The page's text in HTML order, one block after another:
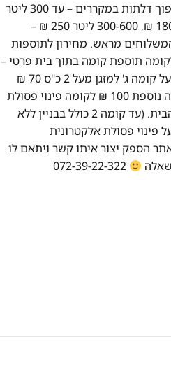
מדרגות ספירלה בתוך הבית, לא משנה כמה קומות – בהתאם לשיקול המוביל ותנאי המקום. היפוך דלתות במקררים – עד 300 ליטר
200 ₪, 300-600 ליטר 290 ₪ – ישולם ישירות לטכנא. פירוק דלתות במקררים – עד 300 ליטר 180 ₪, 300-600 ליטר 250 ₪ –
מראש. מחירון לתוספות
דלתות למקרר 60 ₪ לדלת תוספת קומה מעל קומה ג' למקרר / טלוויזיה 70 ₪ לקומה תוספת קומה בתוך בית פרטי –
מוצר לבן 50 ₪ לקומה תוספת קומה מעל קומה ג' למזגן עד 2 כ"ס 50 ₪ לקומה תוספת קומה מעל קומה ג' למזגן מעל 2 כ"ס 70 ₪
לקומה מדרגות ספירלה 50 ₪ לקומה מנוף עד קומה 4 400 ₪ מנוף מעל קומה 4 – עבור כל קומה נוספת 100 ₪ לקומה פינוי פסולת
אלקטרונית על פי חוק, יש לנתק מכשיר ישן מהחשמל ומכל גורם אחר ולהניחו ליד דלת כניסת הבית. (עד קומה 2 כולל בבניין ללא
על פינוי פסולת אלקטרונית
יצור איתו קשר ויתאם לו